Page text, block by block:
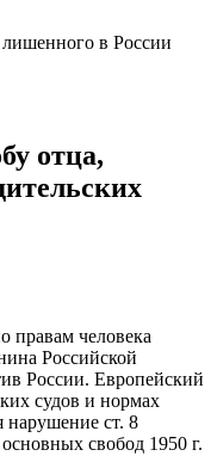
в России
отца,
правам человека
Российской
России. Европейский
судов и нормах
нарушение ст. 8
свобод 1950 г.